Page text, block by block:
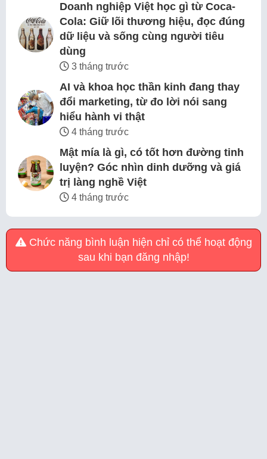
Doanh nghiệp Việt học gì từ Coca-
Cola: Giữ lõi thương hiệu, đọc đúng
dữ liệu và sống cùng người tiêu
dùng
3 tháng trước
AI và khoa học thần kinh đang thay
đổi marketing, từ đo lời nói sang
hiểu hành vi thật
4 tháng trước
Mật mía là gì, có tốt hơn đường tinh
luyện? Góc nhìn dinh dưỡng và giá
trị làng nghề Việt
4 tháng trước
Chức năng bình luận hiện chỉ có thể hoạt động
sau khi bạn đăng nhập!